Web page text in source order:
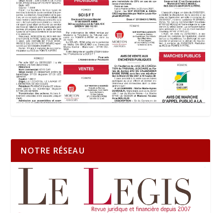
NOTRE RÉSEAU